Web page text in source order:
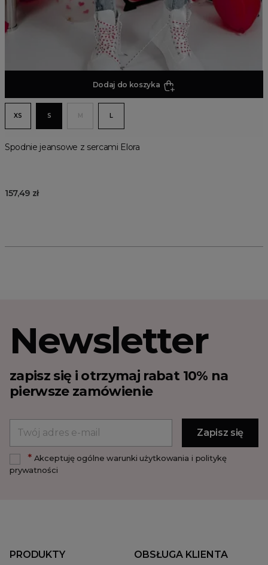
Dodaj do koszyka
XS S M L
Spodnie jeansowe z sercami Elora
157,49 zł
Newsletter
zapisz się i otrzymaj rabat 10% na
pierwsze zamówienie
*Akceptuję ogólne warunki użytkowania i politykę
prywatności
PRODUKTY OBSŁUGA KLIENTA